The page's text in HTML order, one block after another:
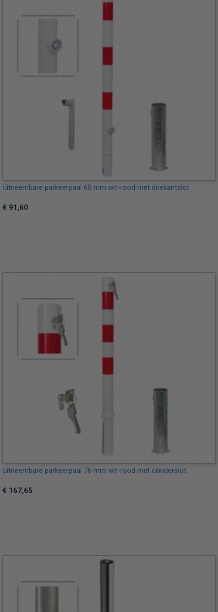
Uitneembare parkeerpaal 60 mm wit-rood met driekantslot
€ 91,60
Uitneembare parkeerpaal 76 mm wit-rood met cilinderslot
€ 167,65